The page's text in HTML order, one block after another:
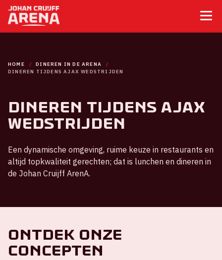
HOME
DINEREN IN DE ARENA
DINEREN TIJDENS AJAX WEDSTRIJDEN
Dineren tijdens Ajax
wedstrijden
Een dynamische omgeving, ruime keuze in restaurants en
altijd topkwaliteit gerechten; dat is lunchen en dineren in
de Johan Cruijff ArenA.
Ontdek onze
concepten